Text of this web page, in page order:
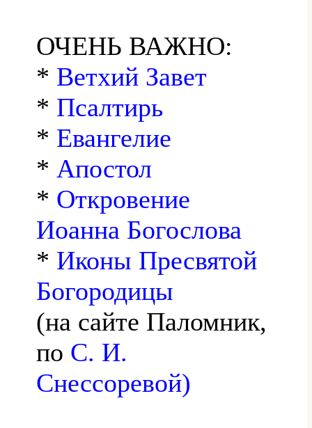
ОЧЕНЬ ВАЖНО:
* Ветхий Завет
* Псалтирь
* Евангелие
* Апостол
* Откровение
Иоанна Богослова
* Иконы Пресвятой
Богородицы
(на сайте Паломник,
по С. И.
Снессоревой)